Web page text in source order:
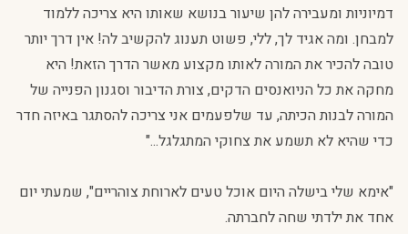
דמיוניות ומעבירה להן שיעור בנושא שאותו היא צריכה ללמוד
למבחן. ומה אגיד לך, ללי, פשוט תענוג להקשיב לה! אין דרך יותר
טובה להכיר את המורה לאותו מקצוע מאשר הדרך הזאת! היא
מחקה את כל הניואנסים הדקים, צורת הדיבור וסגנון הפנייה של
המורה לבנות הכיתה, עד שלפעמים אני צריכה להסתגר באיזה חדר
כדי שהיא לא תשמע את צחוקי המתגלגל..."
"אימא שלי בישלה היום אוכל טעים לארוחת צוהריים", שמעתי יום
אחד את ילדתי שחה לחברתה.